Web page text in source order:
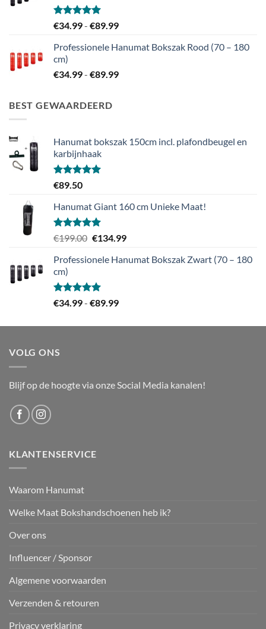
Gewaardeerd
€34.99- €89.99Prijsklasse:
tot
Professionele Hanumat Bokszak Rood (70 – 180
cm)
€34.99- €89.99Prijsklasse:
BEST GEWAARDEERD
Hanumat bokszak 150cm incl. plafondbeugel en
karbijnhaak
Gewaardeerd
€89.50
Hanumat Giant 160 cm Unieke Maat!
Gewaardeerd
€199.00 Oorspronkelijke
was:
€134.99Huidige
is:
Professionele Hanumat Bokszak Zwart (70 – 180
cm)
Gewaardeerd
€34.99- €89.99Prijsklasse:
tot
VOLG ONS
Blijf op de hoogte via onze Social Media kanalen!
KLANTENSERVICE
Waarom Hanumat
Welke Maat Bokshandschoenen heb ik?
Over ons
Influencer / Sponsor
Algemene voorwaarden
Verzenden & retouren
Privacy verklaring